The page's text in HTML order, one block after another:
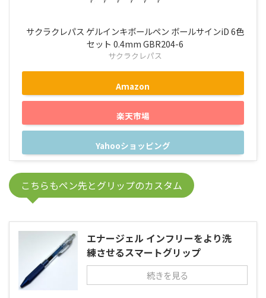
サクラクレパス ゲルインキボールペン ボールサインiD 6色
セット 0.4mm GBR204-6
サクラクレパス
Amazon
楽天市場
Yahooショッピング
こちらもペン先とグリップのカスタム
エナージェル インフリーをより洗
練させるスマートグリップ
続きを見る